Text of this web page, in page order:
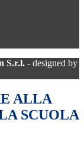
S.r.l. - designed by
ALLA
SCUOLA